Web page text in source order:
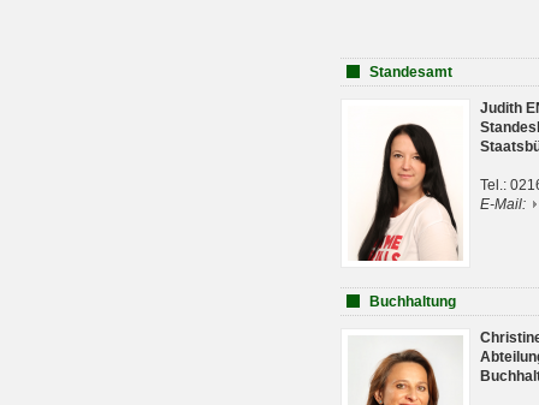
Standesamt
Judith
Tel.:
E-Mail:
Buchhaltung